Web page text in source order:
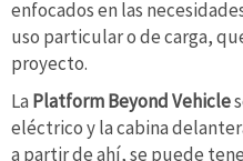
enfocados en las
uso particular o de carga,
proyecto.
La Platform Beyond Vehicle
eléctrico y la cabina
a partir de ahí, se puede